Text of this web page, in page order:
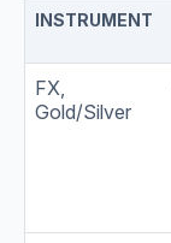
INSTRUMENT
FX,
Gold/Silver